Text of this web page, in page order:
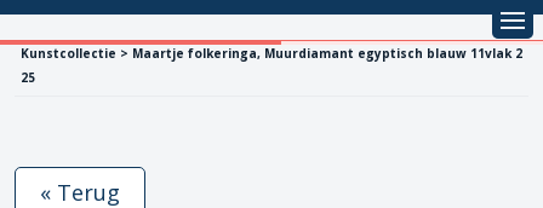
Kunstcollectie > Maartje folkeringa, Muurdiamant egyptisch blauw 11vlak 2
25
« Terug